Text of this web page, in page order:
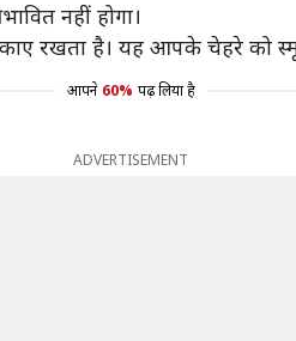
नहीं होगा।
रखता है। यह आपके चेहरे को
आपने 60% पढ़ लिया है
ADVERTISEMENT